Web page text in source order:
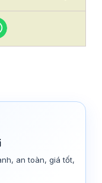
an toàn, giá tốt,